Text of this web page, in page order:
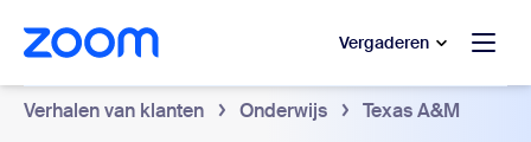
hoofdinhoud gaan
naar hulp via chat Vergaderen
Verhalen van klanten Onderwijs Texas A&M